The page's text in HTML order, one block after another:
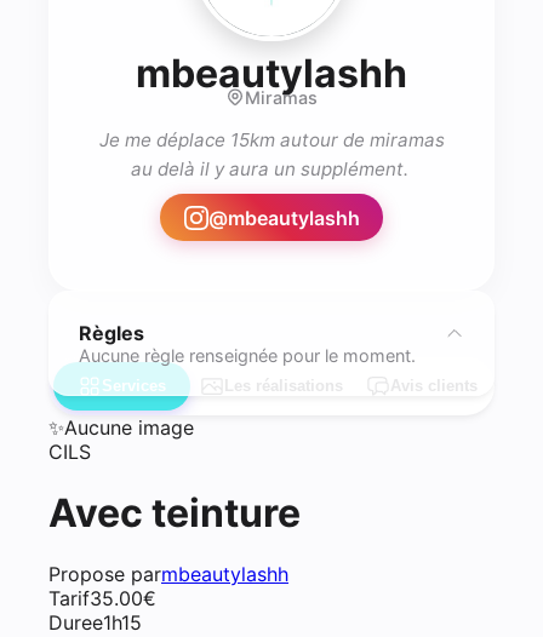
mbeautylashh
Miramas
@mbeautylashh
Règles
Aucune règle renseignée pour le moment.
Services Les réalisations Avis clients
✨Aucune image
CILS
Avec teinture
Propose parmbeautylashh
Tarif35.00€
Duree1h15